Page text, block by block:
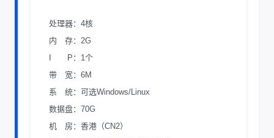
处理器：4核
内 存：2G
I P：1个
带 宽：6M
系 统：可选Windows/Linux
数据盘：70G
机 房：香港（CN2）